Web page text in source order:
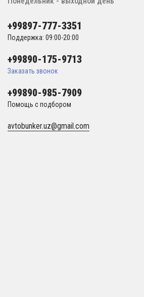
+99897-777-3351
Поддержка: 09:00-20:00
+99890-175-9713
Заказать звонок
+99890-985-7909
Помощь с подбором
avtobunker.uz@gmail.com